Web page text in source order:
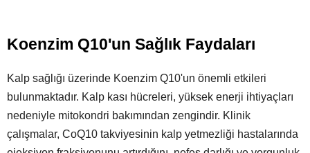
Koenzim Q10'un Sağlık Faydaları
Kalp sağlığı üzerinde Koenzim Q10'un önemli etkileri
bulunmaktadır. Kalp kası hücreleri, yüksek enerji ihtiyaçları
nedeniyle mitokondri bakımından zengindir. Klinik
çalışmalar, CoQ10 takviyesinin kalp yetmezliği hastalarında